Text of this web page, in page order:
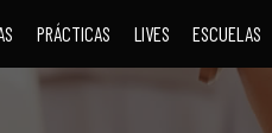
PRÁCTICAS LIVES ESCUELAS